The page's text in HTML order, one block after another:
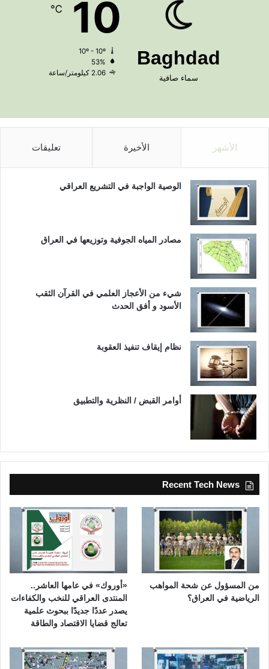
Baghdad
سماء صافية
10
℃
53%
2.06 كيلومتر/ساعة
الأشهر الأخيرة تعليقات
الوصية الواجبة في التشريع العراقي
مصادر المياه الجوفية وتوزيعها في العراق
شيء من الأعجاز العلمي في القرآن الثقب
الأسود و أفق الحدث
نظام إيقاف تنفيذ العقوبة
أوامر القبض / النظرية والتطبيق
Recent Tech News
من المسؤول عن شحة المواهب
الرياضية في العراق؟
«أوروك» في عامها العاشر..
المنتدى العراقي للنخب والكفاءات
يصدر عددًا جديدًا ببحوث علمية
تعالج قضايا الاقتصاد والطاقة